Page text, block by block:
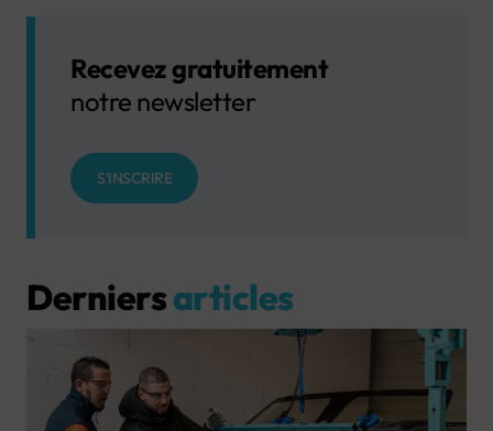
Recevez gratuitement
notre newsletter
S'INSCRIRE
Derniersarticles